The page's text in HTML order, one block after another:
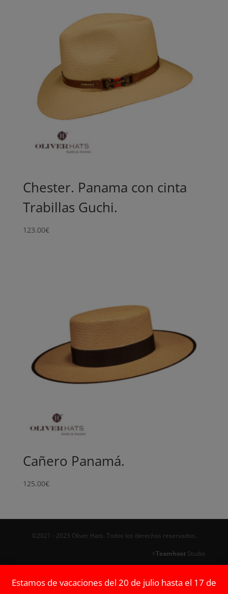
Estamos de vacaciones del 20 de julio hasta el 17 de
Chester. Panama con cinta
Trabillas Guchi.
123.00€
Cañero Panamá.
125.00€
©2021 - 2023 Oliver Hats. Todos los derechos reservados.
⚡Teamhost Studio